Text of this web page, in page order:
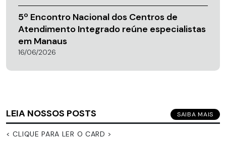
5º Encontro Nacional dos Centros de
Atendimento Integrado reúne especialistas
em Manaus
16/06/2026
LEIA NOSSOS POSTS SAIBA MAIS
< CLIQUE PARA LER O CARD >